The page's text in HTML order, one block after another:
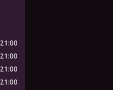
21:00
21:00
21:00
21:00